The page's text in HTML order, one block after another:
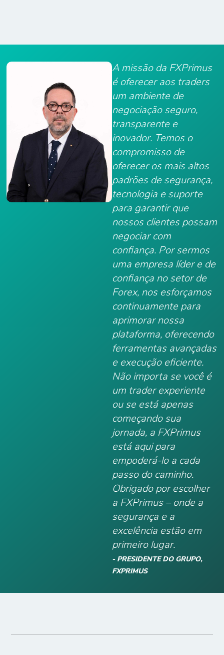
A missão da FXPrimus
é oferecer aos traders
um ambiente de
negociação seguro,
transparente e
inovador. Temos o
compromisso de
oferecer os mais altos
padrões de segurança,
tecnologia e suporte
para garantir que
nossos clientes possam
negociar com
confiança. Por sermos
uma empresa líder e de
confiança no setor de
Forex, nos esforçamos
continuamente para
aprimorar nossa
plataforma, oferecendo
ferramentas avançadas
e execução eficiente.
Não importa se você é
um trader experiente
ou se está apenas
começando sua
jornada, a FXPrimus
está aqui para
empoderá-lo a cada
passo do caminho.
Obrigado por escolher
a FXPrimus – onde a
segurança e a
excelência estão em
primeiro lugar.
- PRESIDENTE DO GRUPO,
FXPRIMUS